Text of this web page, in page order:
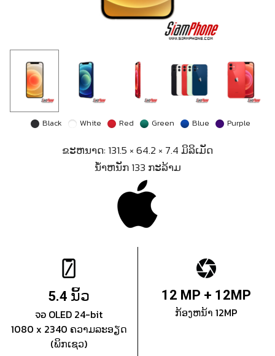
Black White Red Green Blue Purple
ຂະຫນາດ: 131.5 × 64.2 × 7.4 ມິລິເມັດ
ນ້ຳຫນັກ 133 ກະລ້າມ
5.4 ນິ້ວ
จอ OLED 24-bit
1080 x 2340 ຄວາມລະອຽດ
(ພິກເຊວ)
12 MP + 12MP
ກ້ອງຫນ້າ 12MP